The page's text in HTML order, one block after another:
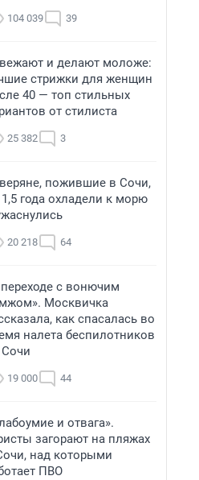
104 039 39
и делают моложе:
стрижки для женщин
40 — топ стильных
от стилиста
25 382 3
пожившие в Сочи,
года охладели к морю
20 218 64
переходе с вонючим
Москвичка
как спасалась во
налета беспилотников
Сочи
19 000 44
и отвага».
загорают на пляжах
над которыми
ПВО